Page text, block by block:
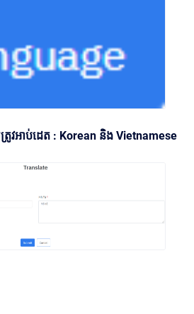
ត្រូវអាប់ដេត : Korean និង Vietnamese